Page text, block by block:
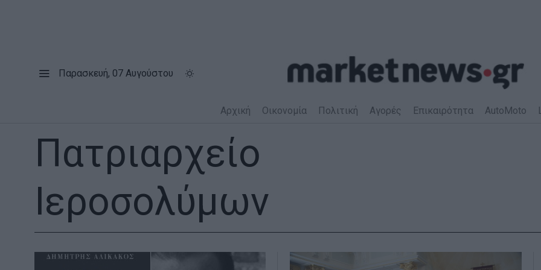
Παρασκευή, 07 Αυγούστου
Αρχική Οικονομία Πολιτική Αγορές Επικαιρότητα AutoMoto
Πατριαρχείο
Ιεροσολύμων